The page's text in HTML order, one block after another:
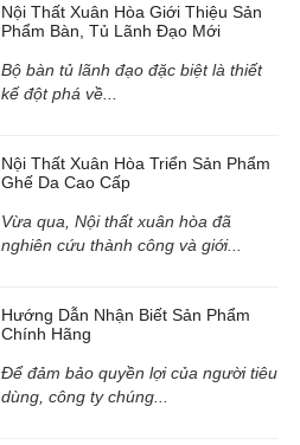
Nội Thất Xuân Hòa Giới Thiệu Sản
Phẩm Bàn, Tủ Lãnh Đạo Mới
Bộ bàn tủ lãnh đạo đặc biệt là thiết
kế đột phá về...
Nội Thất Xuân Hòa Triển Sản Phẩm
Ghế Da Cao Cấp
Vừa qua, Nội thất xuân hòa đã
nghiên cứu thành công và giới...
Hướng Dẫn Nhận Biết Sản Phẩm
Chính Hãng
Để đảm bảo quyền lợi của người tiêu
dùng, công ty chúng...